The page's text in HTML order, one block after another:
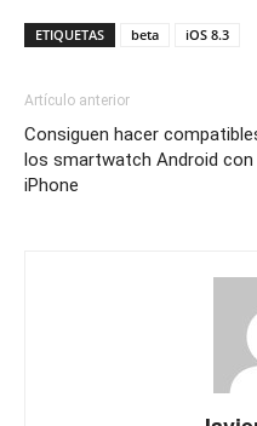
ETIQUETAS beta iOS 8.3
Artículo anterior
Consiguen hacer
los smartwatch Android con
iPhone